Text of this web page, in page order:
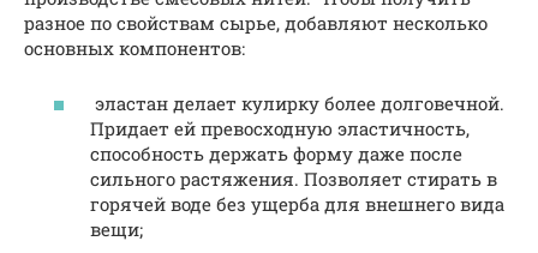
разное по свойствам сырье, добавляют несколько
основных компонентов:
эластан делает кулирку более долговечной.
Придает ей превосходную эластичность,
способность держать форму даже после
сильного растяжения. Позволяет стирать в
горячей воде без ущерба для внешнего вида
вещи;